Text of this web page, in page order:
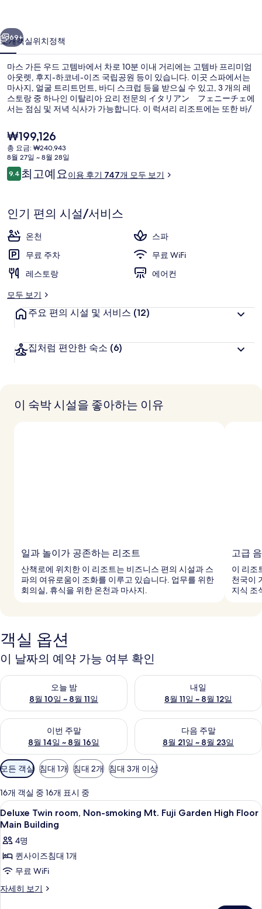
템
바
의
사
진
갤
러
리
다음
69+
소개객실위치정책
마스 가든 우드 고템바에서 차로 10분 이내 거리에는 고템바 프리미엄
아웃렛, 후지-하코네-이즈 국립공원 등이 있습니다. 이곳 스파에서는
마사지, 얼굴 트리트먼트, 바디 스크럽 등을 받으실 수 있고, 3 개의 레
스토랑 중 하나인 이탈리아 요리 전문의 イタリアン フェニーチェ에
서는 점심 및 저녁 식사가 가능합니다. 이 럭셔리 리조트에는 또한 바/
절한 고객 서비스 및 전반적인 숙박 시설 상태에 대단히 만족하셨어요.
현
재
가
격
은
₩199,126
총 요금: ₩240,943
8월 27일 ~ 8월 28일
이
용
기
9.410점 만점 중 9.4점.
최고예요이용 후기 747개 모두 보기
인기 편의 시설/서비스
온천
스파
무료 주차
무료 WiFi
레스토랑
에어컨
모두 보기
주요 편의 시설 및 서비스 (12)
집처럼 편안한 숙소 (6)
이 숙박 시설을 좋아하는 이유
일과 놀이가 공존하는 리조트
산책로에 위치한 이 리조트는 비즈니스 편의 시설과 스
파의 여유로움이 조화를 이루고 있습니다. 업무를 위한
회의실, 휴식을 위한 온천과 마사지.
고급
이 리조
천국이
지식 조
객실 옵션
이 날짜의 예약 가능 여부 확인
오늘 밤
8월 10일 ~ 8월 11일
오늘 밤 예약 가능 여부 확인, 8월 10일 ~ 8월 11일
내일
8월 11일 ~ 8월 12일
내일 예약 가능 여부 확인, 8월
이번 주말
8월 14일 ~ 8월 16일
이번 주말 예약 가능 여부 확인, 8월 14일 ~ 8월 16일
다음 주말
8월 21일 ~ 8월 23일
다음 주말 예약 가능 여부 확인
객
실
에
사
용
가
능
한
필
모든 객실 침대 1개 침대 2개 침대 3개 이상
16개 객실 중 16개 표시 중
Deluxe
Twin
Non-
smoking
Mt.
Fuji
고급 침구, 오리/거위털 이불, 메모리
15
Deluxe Twin room, Non-smoking Mt. Fuji Garden High Floor
Main Building
4명
퀸사이즈침대 1개
무료 WiFi
자세히 보기
Deluxe